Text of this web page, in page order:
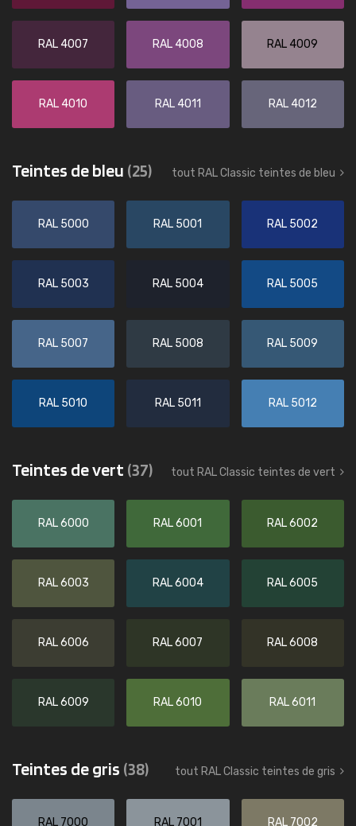
RAL 4007 RAL 4008 RAL 4009
RAL 4010 RAL 4011 RAL 4012
Teintes de bleu (25) tout RAL Classic teintes de bleu
RAL 5000 RAL 5001 RAL 5002
RAL 5003 RAL 5004 RAL 5005
RAL 5007 RAL 5008 RAL 5009
RAL 5010 RAL 5011 RAL 5012
Teintes de vert (37) tout RAL Classic teintes de vert
RAL 6000 RAL 6001 RAL 6002
RAL 6003 RAL 6004 RAL 6005
RAL 6006 RAL 6007 RAL 6008
RAL 6009 RAL 6010 RAL 6011
Teintes de gris (38) tout RAL Classic teintes de gris
RAL 7000 RAL 7001 RAL 7002